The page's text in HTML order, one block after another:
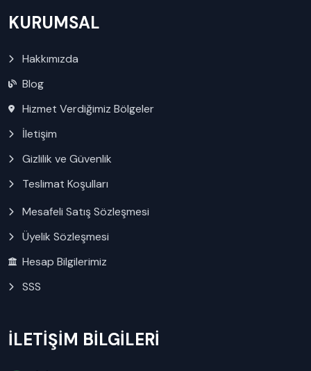
KURUMSAL
Hakkımızda
Blog
Hizmet Verdiğimiz Bölgeler
İletişim
Gizlilik ve Güvenlik
Teslimat Koşulları
Mesafeli Satış Sözleşmesi
Üyelik Sözleşmesi
Hesap Bilgilerimiz
SSS
İLETİŞİM BİLGİLERİ